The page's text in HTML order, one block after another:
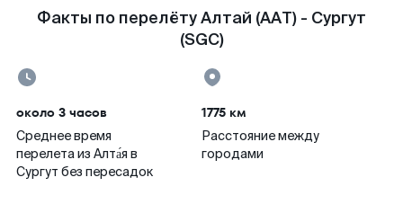
Факты по перелёту Алтай (AAT) - Сургут
(SGC)
около 3 часов
Среднее время
перелета из Алта́я в
Сургут без пересадок
1775 км
Расстояние между
городами